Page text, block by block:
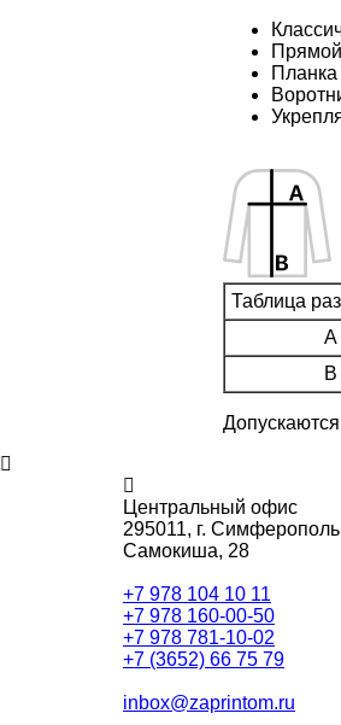
Планка
Таблица
A
B
Центральный офис
295011, г.
Самокиша, 28
+7 978 104 10 11
+7 978 160-00-50
+7 978 781-10-02
+7 (3652) 66 75 79
inbox@zaprintom.ru